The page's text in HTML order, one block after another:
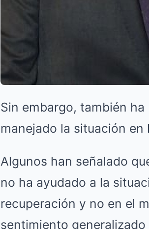
Sin embargo, también
manejado la situación en
Algunos han señalado
no ha ayudado a la
recuperación y no en el
sentimiento